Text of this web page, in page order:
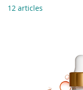
12 articles